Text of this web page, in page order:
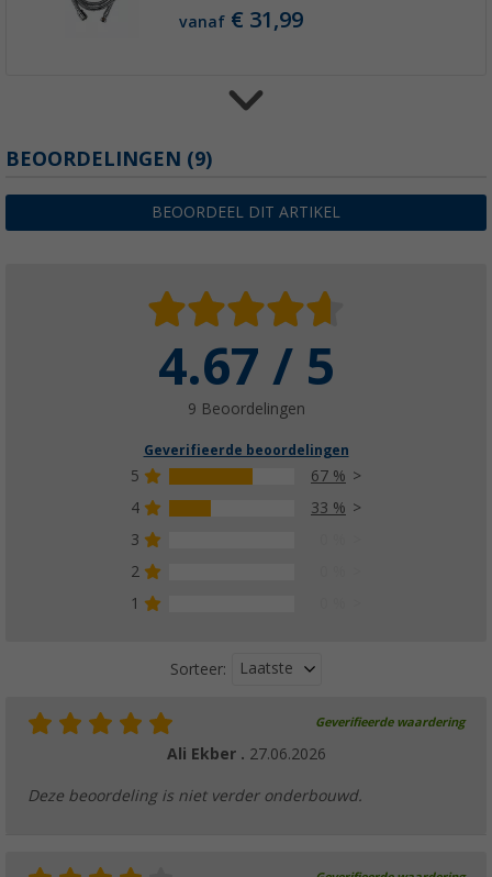
vanaf € 31,99
Reich ééngreepsmengkraan keramisch
€ 77,99
Sanflex- doucheslang 1,5 m
(11)
€ 22,99
BEOORDELINGEN (9)
BEOORDEEL DIT ARTIKEL
4.67 / 5
9 Beoordelingen
Geverifieerde beoordelingen
5
67 %
4
33 %
3
2
1
Sorteer: Laatste
Geverifieerde waardering
Ali Ekber . 27.06.2026
Deze beoordeling is niet verder onderbouwd.